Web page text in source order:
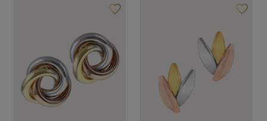
favorite_borderAjouter à vos favoris favorite_borderAjouter